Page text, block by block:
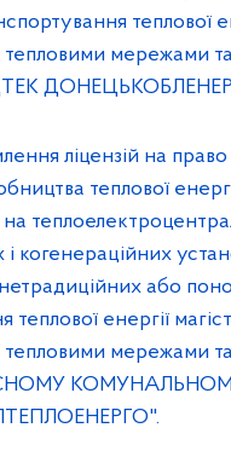
теплової
мережами та
ліцензій на
теплової
на
і когенераційних
або
теплової енергії
мережами та